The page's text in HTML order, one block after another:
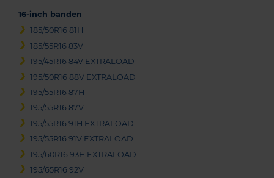
16-inch banden
185/50R16 81H
185/55R16 83V
195/45R16 84V EXTRALOAD
195/50R16 88V EXTRALOAD
195/55R16 87H
195/55R16 87V
195/55R16 91H EXTRALOAD
195/55R16 91V EXTRALOAD
195/60R16 93H EXTRALOAD
195/65R16 92V